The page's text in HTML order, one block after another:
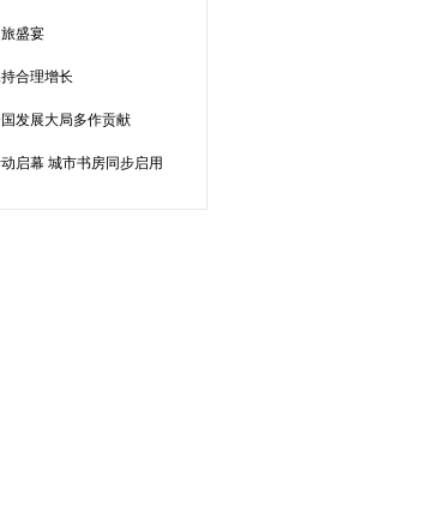
盛宴
合理增长
发展大局多作贡献
启幕 城市书房同步启用